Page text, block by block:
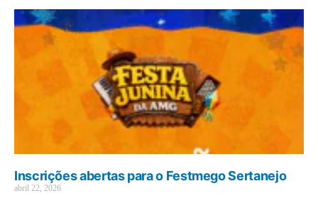
Inscrições abertas para o Festmego Sertanejo
abril 22, 2026